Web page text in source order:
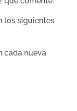
los siguientes
cada nueva